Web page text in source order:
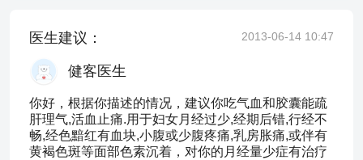
医生建议： 2013-06-14 10:47
健客医生
你好，根据你描述的情况，建议你吃气血和胶囊能疏
肝理气,活血止痛.用于妇女月经过少,经期后错,行经不
畅,经色黯红有血块,小腹或少腹疼痛,乳房胀痛,或伴有
黄褐色斑等面部色素沉着，对你的月经量少症有治疗